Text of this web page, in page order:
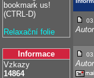
bookmark us!
(CTRL-D)
Relaxační folie
Informace
Vzkazy
14864